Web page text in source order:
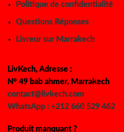
Politique de confidentialité
Questions Réponses
Livreur sur Marrakech
LivKech, Adresse :
N° 49 bab ahmer, Marrakech
contact@livkech.com
WhatsApp : +212 660 529 462
Produit manquant ?